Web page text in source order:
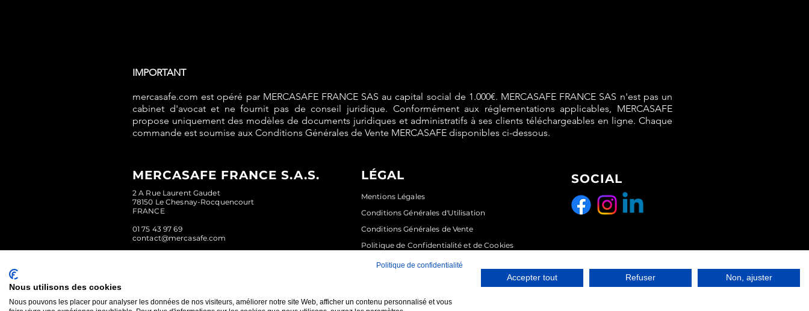
IMPORTANT
mercasafe.com est opéré par MERCASAFE FRANCE SAS au capital social de 1.000€. MERCASAFE FRANCE SAS n'est pas un
cabinet d'avocat et ne fournit pas de conseil juridique. Conformément aux réglementations applicables, MERCASAFE
propose uniquement des modèles de documents juridiques et administratifs à ses clients téléchargeables en ligne. Chaque
commande est soumise aux Conditions Générales de Vente MERCASAFE disponibles ci-dessous.
MERCASAFE FRANCE S.A.S.
2 A Rue Laurent Gaudet
78150 Le Chesnay-Rocquencourt
FRANCE
01 75 43 97 69
contact@mercasafe.com
LÉGAL
Mentions Légales
Conditions Générales d'Utilisation
Conditions Générales de Vente
Politique de Confidentialité et de Cookies
SOCIAL
Politique de confidentialité
Nous utilisons des cookies
Nous pouvons les placer pour analyser les données de nos visiteurs, améliorer notre site Web, afficher un contenu personnalisé et vous
Accepter tout Refuser Non, ajuster